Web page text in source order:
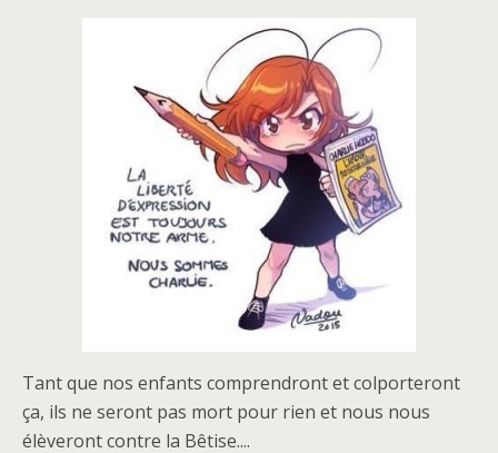
Tant que nos enfants comprendront et colporteront
ça, ils ne seront pas mort pour rien et nous nous
élèveront contre la Bêtise....